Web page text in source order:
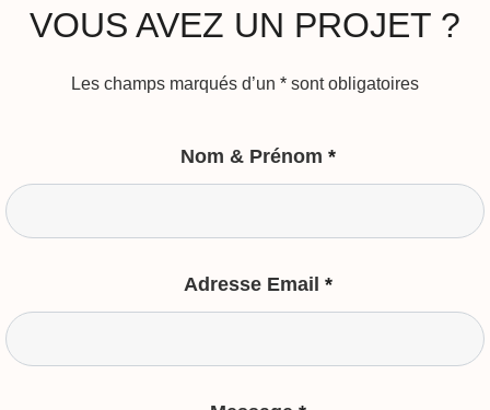
VOUS AVEZ UN PROJET ?
Les champs marqués d’un * sont obligatoires
Nom & Prénom *
Adresse Email *